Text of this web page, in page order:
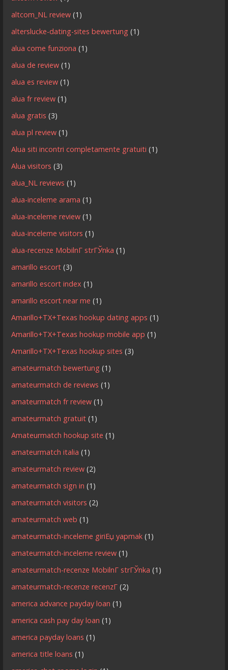
altcom_NL review (1)
alterslucke-dating-sites bewertung (1)
alua come funziona (1)
alua de review (1)
alua es review (1)
alua fr review (1)
alua gratis (3)
alua pl review (1)
Alua siti incontri completamente gratuiti (1)
Alua visitors (3)
alua_NL reviews (1)
alua-inceleme arama (1)
alua-inceleme review (1)
alua-inceleme visitors (1)
alua-recenze MobilnГ­ strГЎnka (1)
amarillo escort (3)
amarillo escort index (1)
amarillo escort near me (1)
Amarillo+TX+Texas hookup dating apps (1)
Amarillo+TX+Texas hookup mobile app (1)
Amarillo+TX+Texas hookup sites (3)
amateurmatch bewertung (1)
amateurmatch de reviews (1)
amateurmatch fr review (1)
amateurmatch gratuit (1)
Amateurmatch hookup site (1)
amateurmatch italia (1)
amateurmatch review (2)
amateurmatch sign in (1)
amateurmatch visitors (2)
amateurmatch web (1)
amateurmatch-inceleme giriЕџ yapmak (1)
amateurmatch-inceleme review (1)
amateurmatch-recenze MobilnГ­ strГЎnka (1)
amateurmatch-recenze recenzГ­ (2)
america advance payday loan (1)
america cash pay day loan (1)
america payday loans (1)
america title loans (1)